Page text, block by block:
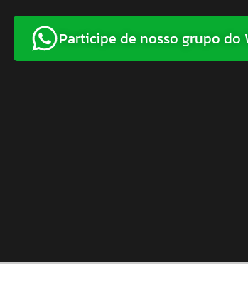
Participe de nosso grupo do